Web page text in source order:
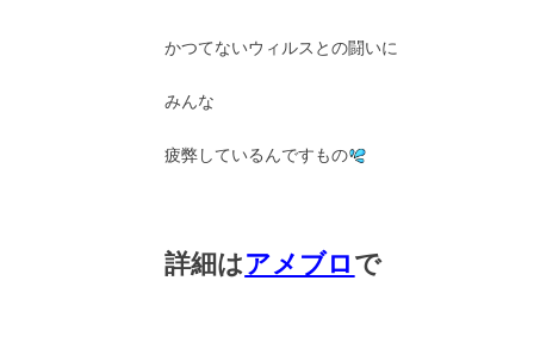
かつてないウィルスとの闘いに
みんな
疲弊しているんですもの
詳細はアメブロ で